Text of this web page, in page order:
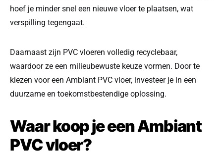
hoef je minder snel een nieuwe vloer te plaatsen, wat
verspilling tegengaat.
Daarnaast zijn PVC vloeren volledig recyclebaar,
waardoor ze een milieubewuste keuze vormen. Door te
kiezen voor een Ambiant PVC vloer, investeer je in een
duurzame en toekomstbestendige oplossing.
Waar koop je een Ambiant
PVC vloer?